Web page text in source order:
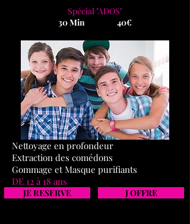
Spécial "ADOS"
30 Min 40€
Nettoyage en profondeur
Extraction des comédons
Gommage et Masque purifiants
DE 12 à 18 ans
JE RESERVE J OFFRE